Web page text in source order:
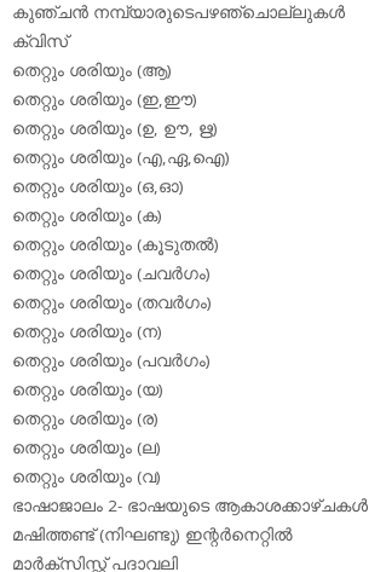
കുഞ്ചന്‍ നമ്പ്യാരുടെപഴഞ്ചൊല്ലുകള്‍
ക്വിസ്
തെറ്റും ശരിയും (ആ)
തെറ്റും ശരിയും (ഇ,ഈ)
തെറ്റും ശരിയും (ഉ, ഊ, ഋ)
തെറ്റും ശരിയും (എ,ഏ,ഐ)
തെറ്റും ശരിയും (ഒ,ഓ)
തെറ്റും ശരിയും (ക)
തെറ്റും ശരിയും (കൂടുതല്‍)
തെറ്റും ശരിയും (ചവര്‍ഗം)
തെറ്റും ശരിയും (തവര്‍ഗം)
തെറ്റും ശരിയും (ന)
തെറ്റും ശരിയും (പവര്‍ഗം)
തെറ്റും ശരിയും (യ)
തെറ്റും ശരിയും (ര)
തെറ്റും ശരിയും (ല)
തെറ്റും ശരിയും (വ)
ഭാഷാജാലം 2- ഭാഷയുടെ ആകാശക്കാഴ്ചകള്‍
മഷിത്തണ്ട് (നിഘണ്ടു) ഇന്റര്‍നെറ്റില്‍
മാര്‍ക്‌സിസ്റ്റ് പദാവലി